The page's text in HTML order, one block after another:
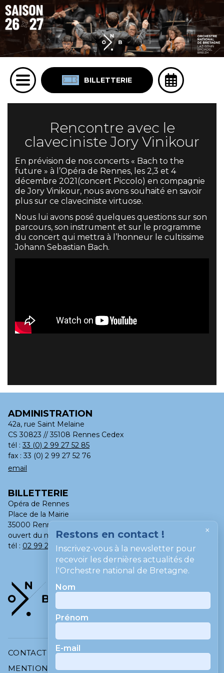
BILLETTERIE
Rencontre avec le
claveciniste Jory Vinikour
En prévision de nos concerts « Bach to the
future » à l’Opéra de Rennes, les 2,3 et 4
décembre 2021(concert Piccolo) en compagnie
de Jory Vinikour, nous avons souhaité en savoir
plus sur ce claveciniste virtuose.
Nous lui avons posé quelques questions sur son
parcours, son instrument et sur le programme
du concert qui mettra à l’honneur le cultissime
Johann Sebastian Bach.
ADMINISTRATION
42a, rue Saint Melaine
CS 30823 // 35108 Rennes Cedex
tél :33 (0) 2 99 27 52 85
fax : 33 (0) 2 99 27 52 76
email
BILLETTERIE
Opéra de Rennes
Place de la Mairie
35000 Rennes
ouvert du mardi au samedi, de 13h à 18h
tél : 02 99 275 275
CONTACT
MENTIONS LÉGALES
×
Restons en contact !
Inscrivez-vous à la newsletter pour
recevoir les dernières actualités de
l'Orchestre national de Bretagne.
Nom
Prénom
E-mail